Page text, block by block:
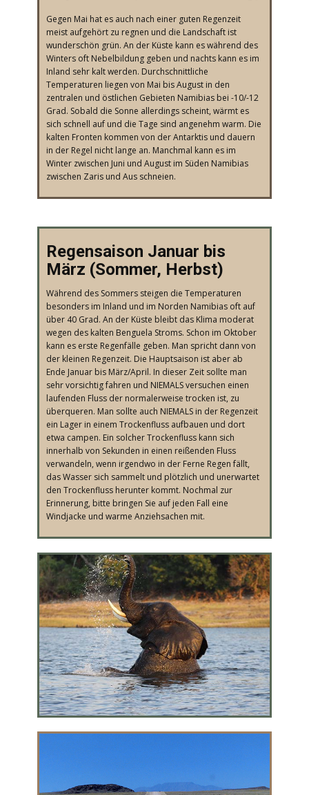
​Gegen Mai hat es auch nach einer guten Regenzeit
meist aufgehört zu regnen und die Landschaft ist
wunderschön grün. An der Küste kann es während des
Winters oft Nebelbildung geben und nachts kann es im
Inland sehr kalt werden. Durchschnittliche
Temperaturen liegen von Mai bis August in den
zentralen und östlichen Gebieten Namibias bei -10/-12
Grad. Sobald die Sonne allerdings scheint, wärmt es
sich schnell auf und die Tage sind angenehm warm. Die
kalten Fronten kommen von der Antarktis und dauern
in der Regel nicht lange an. Manchmal kann es im
Winter zwischen Juni und August im Süden Namibias
zwischen Zaris und Aus schneien.
​Regensaison Januar bis
März (Sommer, Herbst)
​Während des Sommers steigen die Temperaturen
besonders im Inland und im Norden Namibias oft auf
über 40 Grad. An der Küste bleibt das Klima moderat
wegen des kalten Benguela Stroms. Schon im Oktober
kann es erste Regenfälle geben. Man spricht dann von
der kleinen Regenzeit. Die Hauptsaison ist aber ab
Ende Januar bis März/April. In dieser Zeit sollte man
sehr vorsichtig fahren und NIEMALS versuchen einen
laufenden Fluss der normalerweise trocken ist, zu
überqueren. Man sollte auch NIEMALS in der Regenzeit
ein Lager in einem Trockenfluss aufbauen und dort
etwa campen. Ein solcher Trockenfluss kann sich
innerhalb von Sekunden in einen reißenden Fluss
verwandeln, wenn irgendwo in der Ferne Regen fällt,
das Wasser sich sammelt und plötzlich und unerwartet
den Trockenfluss herunter kommt. Nochmal zur
Erinnerung, bitte bringen Sie auf jeden Fall eine
Windjacke und warme Anziehsachen mit.